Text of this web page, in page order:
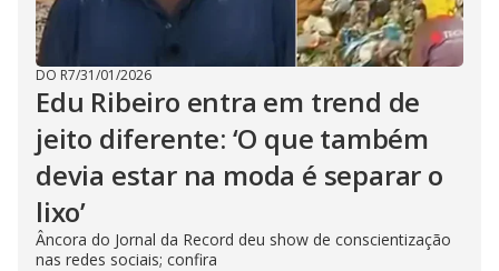
DO R7/31/01/2026
Edu Ribeiro entra em trend de
jeito diferente: ‘O que também
devia estar na moda é separar o
lixo’
Âncora do Jornal da Record deu show de conscientização
nas redes sociais; confira